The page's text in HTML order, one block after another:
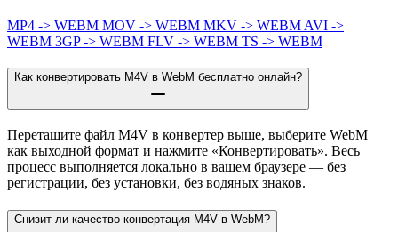
MP4 -> WEBM MOV -> WEBM MKV -> WEBM AVI ->
WEBM 3GP -> WEBM FLV -> WEBM TS -> WEBM
Как конвертировать M4V в WebM бесплатно онлайн?
Перетащите файл M4V в конвертер выше, выберите WebM
как выходной формат и нажмите «Конвертировать». Весь
процесс выполняется локально в вашем браузере — без
регистрации, без установки, без водяных знаков.
Снизит ли качество конвертация M4V в WebM?